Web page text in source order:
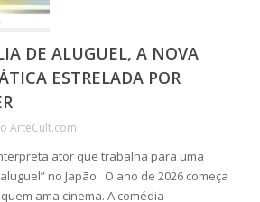
DE ALUGUEL, A NOVA
ESTRELADA POR
ArteCult.com
ator que trabalha para uma
no Japão O ano de 2026 começa
ama cinema. A comédia